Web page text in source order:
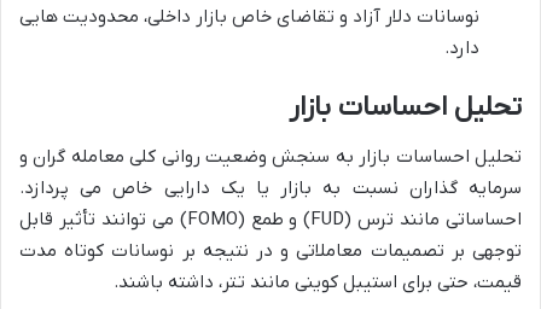
نوسانات دلار آزاد و تقاضای خاص بازار داخلی، محدودیت هایی
دارد.
تحلیل احساسات بازار
تحلیل احساسات بازار به سنجش وضعیت روانی کلی معامله گران و
سرمایه گذاران نسبت به بازار یا یک دارایی خاص می پردازد.
احساساتی مانند ترس (FUD) و طمع (FOMO) می توانند تأثیر قابل
توجهی بر تصمیمات معاملاتی و در نتیجه بر نوسانات کوتاه مدت
قیمت، حتی برای استیبل کوینی مانند تتر، داشته باشند.